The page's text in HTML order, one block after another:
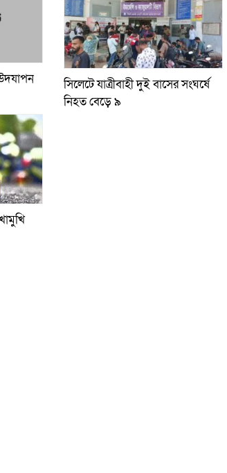
উদযাপন
সিলেটে যাত্রীবাহী দুই বাসের সংঘর্ষে
নিহত বেড়ে ৯